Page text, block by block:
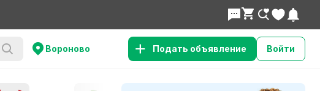
Вороново Подать объявление Войти